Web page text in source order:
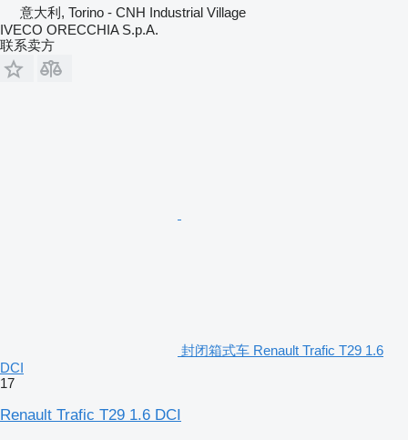
意大利, Torino - CNH Industrial Village
IVECO ORECCHIA S.p.A.
联系卖方
封闭箱式车 Renault Trafic T29 1.6
DCI
17
Renault Trafic T29 1.6 DCI